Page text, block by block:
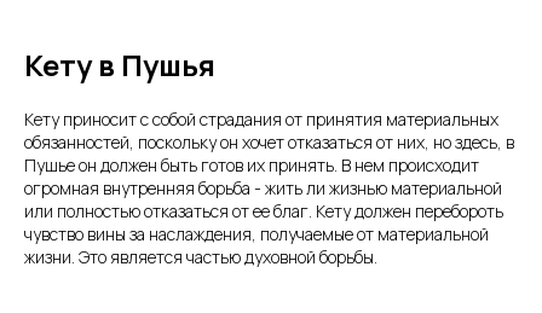
Кету в Пушья
Кету приносит с собой страдания от принятия материальных
обязанностей, поскольку он хочет отказаться от них, но здесь, в
Пушье он должен быть готов их принять. В нем происходит
огромная внутренняя борьба - жить ли жизнью материальной
или полностью отказаться от ее благ. Кету должен перебороть
чувство вины за наслаждения, получаемые от материальной
жизни. Это является частью духовной борьбы.